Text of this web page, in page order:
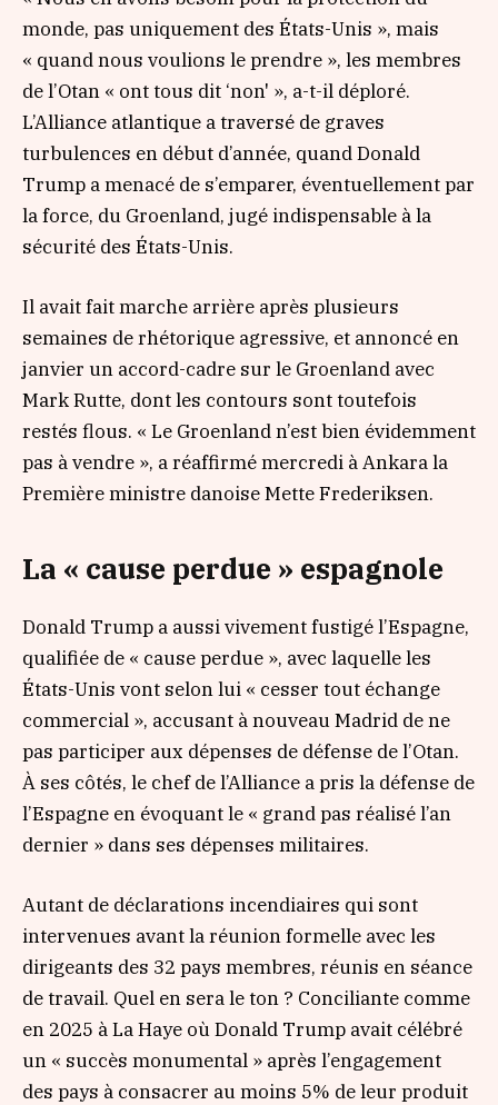
monde, pas uniquement des États-Unis », mais
« quand nous voulions le prendre », les membres
de l’Otan « ont tous dit ‘non' », a-t-il déploré.
L’Alliance atlantique a traversé de graves
turbulences en début d’année, quand Donald
Trump a menacé de s’emparer, éventuellement par
la force, du Groenland, jugé indispensable à la
sécurité des États-Unis.
Il avait fait marche arrière après plusieurs
semaines de rhétorique agressive, et annoncé en
janvier un accord-cadre sur le Groenland avec
Mark Rutte, dont les contours sont toutefois
restés flous. « Le Groenland n’est bien évidemment
pas à vendre », a réaffirmé mercredi à Ankara la
Première ministre danoise Mette Frederiksen.
La « cause perdue » espagnole
Donald Trump a aussi vivement fustigé l’Espagne,
qualifiée de « cause perdue », avec laquelle les
États-Unis vont selon lui « cesser tout échange
commercial », accusant à nouveau Madrid de ne
pas participer aux dépenses de défense de l’Otan.
À ses côtés, le chef de l’Alliance a pris la défense de
l’Espagne en évoquant le « grand pas réalisé l’an
dernier » dans ses dépenses militaires.
Autant de déclarations incendiaires qui sont
intervenues avant la réunion formelle avec les
dirigeants des 32 pays membres, réunis en séance
de travail. Quel en sera le ton ? Conciliante comme
en 2025 à La Haye où Donald Trump avait célébré
un « succès monumental » après l’engagement
des pays à consacrer au moins 5% de leur produit